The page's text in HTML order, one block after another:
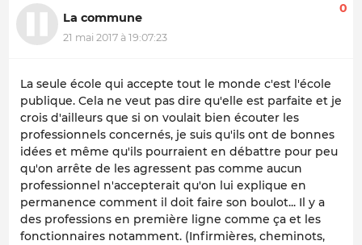
La commune
21 mai 2017 à 19:07:23
0
La seule école qui accepte tout le monde c'est l'école
publique. Cela ne veut pas dire qu'elle est parfaite et je
crois d'ailleurs que si on voulait bien écouter les
professionnels concernés, je suis qu'ils ont de bonnes
idées et même qu'ils pourraient en débattre pour peu
qu'on arrête de les agressent pas comme aucun
professionnel n'accepterait qu'on lui explique en
permanence comment il doit faire son boulot... Il y a
des professions en première ligne comme ça et les
fonctionnaires notamment. (Infirmières, cheminots,